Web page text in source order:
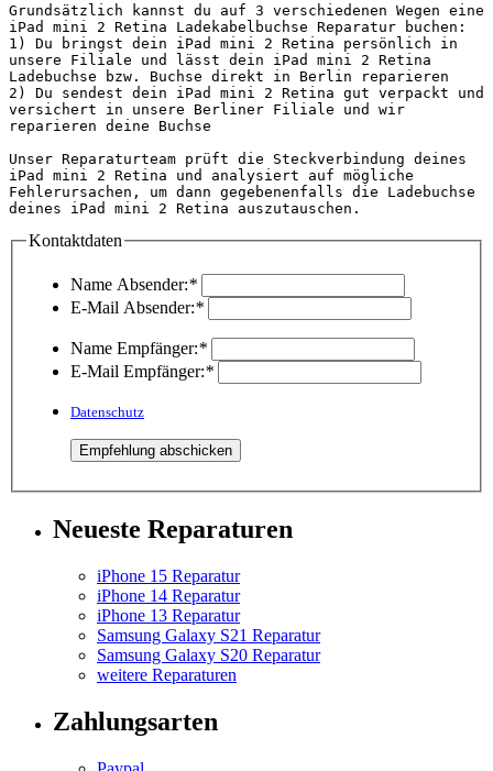
Grundsätzlich kannst du auf 3 verschiedenen Wegen eine
iPad mini 2 Retina Ladekabelbuchse Reparatur buchen:
1) Du bringst dein iPad mini 2 Retina persönlich in
unsere Filiale und lässt dein iPad mini 2 Retina
Ladebuchse bzw. Buchse direkt in Berlin reparieren
2) Du sendest dein iPad mini 2 Retina gut verpackt und
versichert in unsere Berliner Filiale und wir
reparieren deine Buchse
Unser Reparaturteam prüft die Steckverbindung deines
iPad mini 2 Retina und analysiert auf mögliche
Fehlerursachen, um dann gegebenenfalls die Ladebuchse
Kontaktdaten
Name Absender:*
E-Mail Absender:*
Name Empfänger:*
E-Mail Empfänger:*
Datenschutz
Neueste Reparaturen
iPhone 15 Reparatur
iPhone 14 Reparatur
iPhone 13 Reparatur
Samsung Galaxy S21 Reparatur
Samsung Galaxy S20 Reparatur
weitere Reparaturen
Zahlungsarten